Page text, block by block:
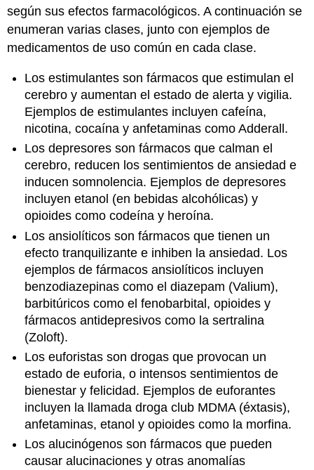
según sus efectos farmacológicos. A continuación se
enumeran varias clases, junto con ejemplos de
medicamentos de uso común en cada clase.
Los estimulantes son fármacos que estimulan el
cerebro y aumentan el estado de alerta y vigilia.
Ejemplos de estimulantes incluyen cafeína,
nicotina, cocaína y anfetaminas como Adderall.
Los depresores son fármacos que calman el
cerebro, reducen los sentimientos de ansiedad e
inducen somnolencia. Ejemplos de depresores
incluyen etanol (en bebidas alcohólicas) y
opioides como codeína y heroína.
Los ansiolíticos son fármacos que tienen un
efecto tranquilizante e inhiben la ansiedad. Los
ejemplos de fármacos ansiolíticos incluyen
benzodiazepinas como el diazepam (Valium),
barbitúricos como el fenobarbital, opioides y
fármacos antidepresivos como la sertralina
(Zoloft).
Los euforistas son drogas que provocan un
estado de euforia, o intensos sentimientos de
bienestar y felicidad. Ejemplos de euforantes
incluyen la llamada droga club MDMA (éxtasis),
anfetaminas, etanol y opioides como la morfina.
Los alucinógenos son fármacos que pueden
causar alucinaciones y otras anomalías